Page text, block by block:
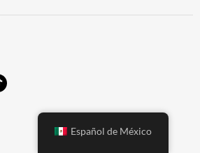
Español de México